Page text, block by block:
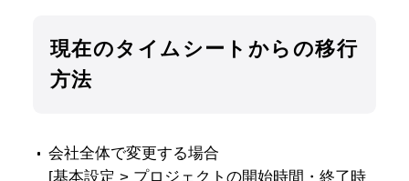
現在のタイムシートからの移行
方法
会社全体で変更する場合
[基本設定 > プロジェクトの開始時間・終了時